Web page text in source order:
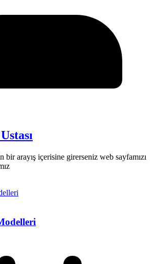
bir arayış içerisine girerseniz web sayfamızı